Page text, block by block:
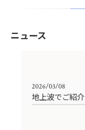
ニュース
2026/03/08
地上波でご紹